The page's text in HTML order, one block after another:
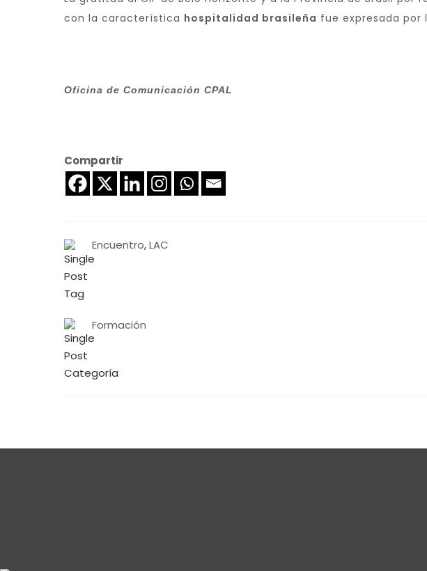
con la característica hospitalidad brasileña fue expresada por
Oficina de Comunicación CPAL
Compartir
Encuentro,LAC
Formación